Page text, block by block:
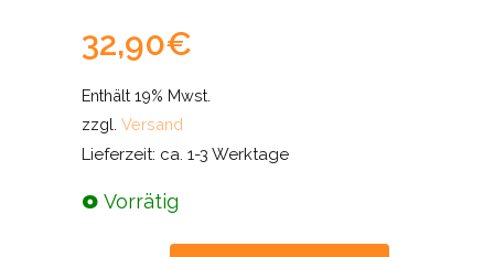
32,90€
Enthält 19% Mwst.
zzgl. Versand
Lieferzeit: ca. 1-3 Werktage
Vorrätig